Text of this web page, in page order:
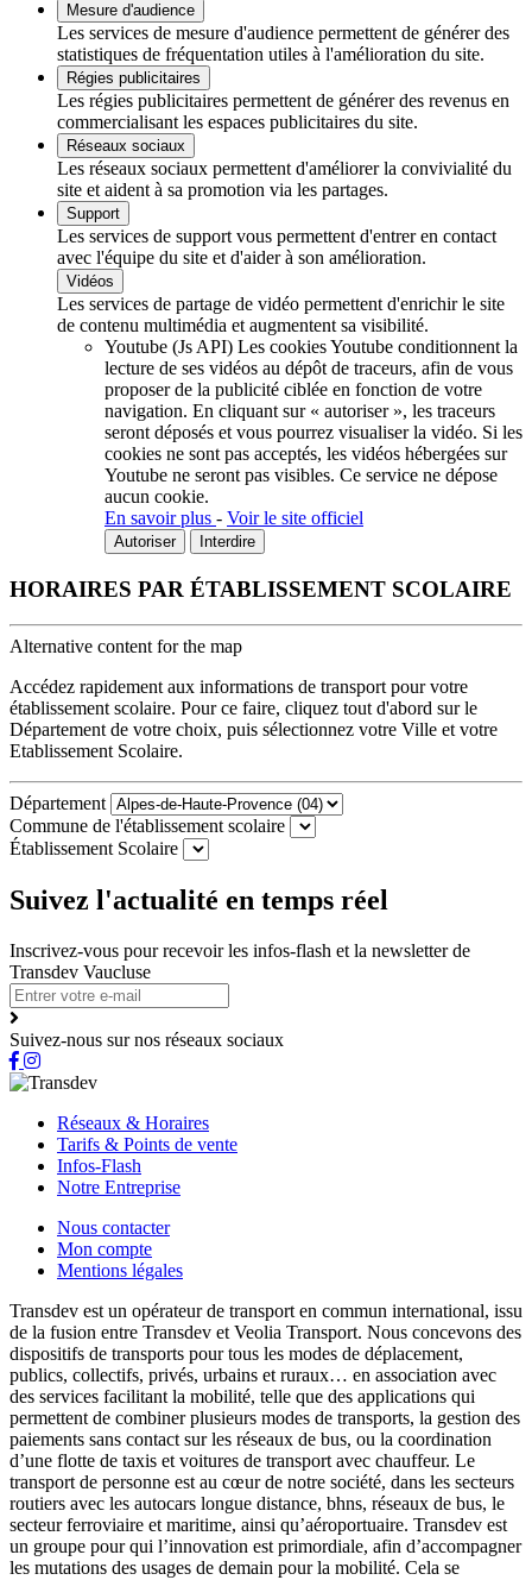
Mesure d'audience
Les services de mesure d'audience permettent de générer des
statistiques de fréquentation utiles à l'amélioration du site.
Régies publicitaires
Les régies publicitaires permettent de générer des revenus en
commercialisant les espaces publicitaires du site.
Réseaux sociaux
Les réseaux sociaux permettent d'améliorer la convivialité du
site et aident à sa promotion via les partages.
Support
Les services de support vous permettent d'entrer en contact
avec l'équipe du site et d'aider à son amélioration.
Vidéos
Les services de partage de vidéo permettent d'enrichir le site
de contenu multimédia et augmentent sa visibilité.
Youtube (Js API) Les cookies Youtube conditionnent la
lecture de ses vidéos au dépôt de traceurs, afin de vous
proposer de la publicité ciblée en fonction de votre
navigation. En cliquant sur « autoriser », les traceurs
seront déposés et vous pourrez visualiser la vidéo. Si les
cookies ne sont pas acceptés, les vidéos hébergées sur
Youtube ne seront pas visibles. Ce service ne dépose
aucun cookie.
En savoir plus - Voir le site officiel
Autoriser Interdire
HORAIRES PAR ÉTABLISSEMENT SCOLAIRE
Alternative content for the map
Accédez rapidement aux informations de transport pour votre
établissement scolaire. Pour ce faire, cliquez tout d'abord sur le
Département de votre choix, puis sélectionnez votre Ville et votre
Etablissement Scolaire.
Département
Commune de l'établissement scolaire
Établissement Scolaire
Suivez l'actualité en temps réel
Inscrivez-vous pour recevoir les infos-flash et la newsletter de
Transdev Vaucluse
Suivez-nous sur nos réseaux sociaux
Réseaux & Horaires
Tarifs & Points de vente
Infos-Flash
Notre Entreprise
Nous contacter
Mon compte
Mentions légales
Transdev est un opérateur de transport en commun international, issu
de la fusion entre Transdev et Veolia Transport. Nous concevons des
dispositifs de transports pour tous les modes de déplacement,
publics, collectifs, privés, urbains et ruraux… en association avec
des services facilitant la mobilité, telle que des applications qui
permettent de combiner plusieurs modes de transports, la gestion des
paiements sans contact sur les réseaux de bus, ou la coordination
d’une flotte de taxis et voitures de transport avec chauffeur. Le
transport de personne est au cœur de notre société, dans les secteurs
routiers avec les autocars longue distance, bhns, réseaux de bus, le
secteur ferroviaire et maritime, ainsi qu’aéroportuaire. Transdev est
un groupe pour qui l’innovation est primordiale, afin d’accompagner
les mutations des usages de demain pour la mobilité. Cela se